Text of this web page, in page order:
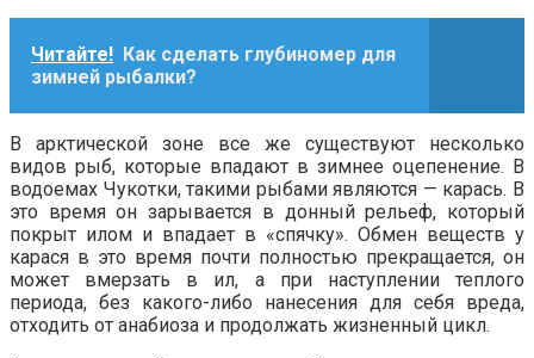
Читайте! Как сделать глубиномер для
зимней рыбалки?
В арктической зоне все же существуют несколько
видов рыб, которые впадают в зимнее оцепенение. В
водоемах Чукотки, такими рыбами являются — карась. В
это время он зарывается в донный рельеф, который
покрыт илом и впадает в «спячку». Обмен веществ у
карася в это время почти полностью прекращается, он
может вмерзать в ил, а при наступлении теплого
периода, без какого-либо нанесения для себя вреда,
отходить от анабиоза и продолжать жизненный цикл.